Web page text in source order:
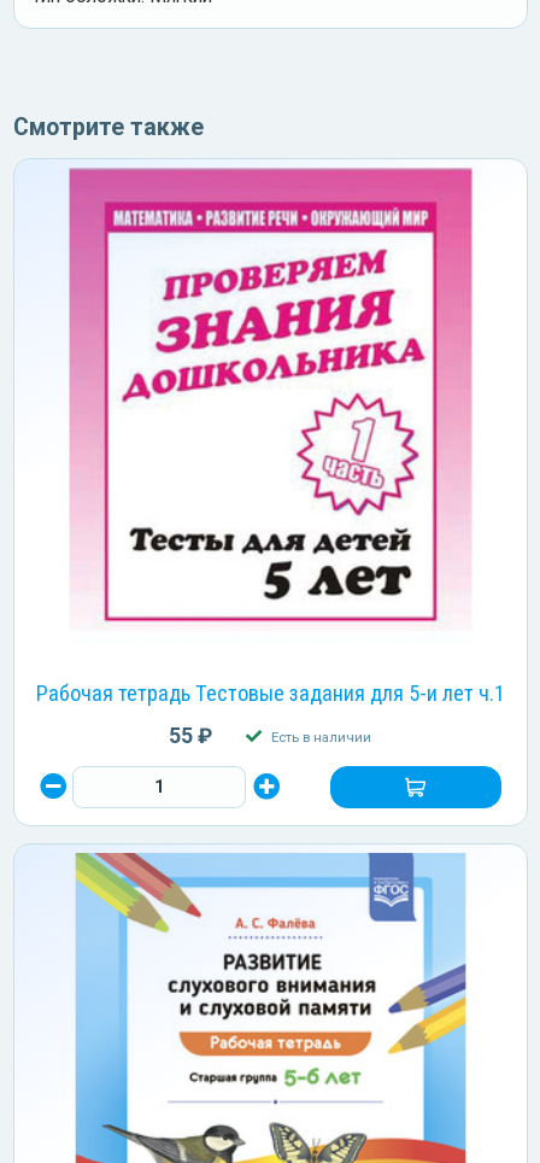
Смотрите также
Рабочая тетрадь Тестовые задания для 5-и лет ч.1
55 ₽ Есть в наличии